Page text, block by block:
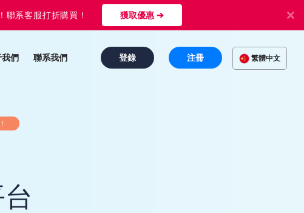
系客服打折購買！ 獲取優惠 ➔
我們 聯系我們 登錄 注冊 繁體中文